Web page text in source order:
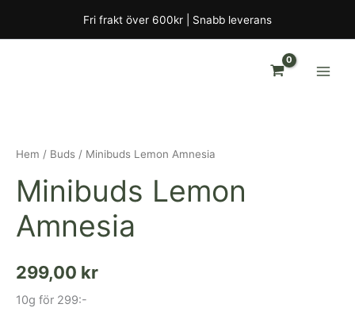
Fri frakt över 600kr | Snabb leverans
Hem / Buds / Minibuds Lemon Amnesia
Minibuds Lemon
Amnesia
299,00 kr
10g för 299:-
mängd